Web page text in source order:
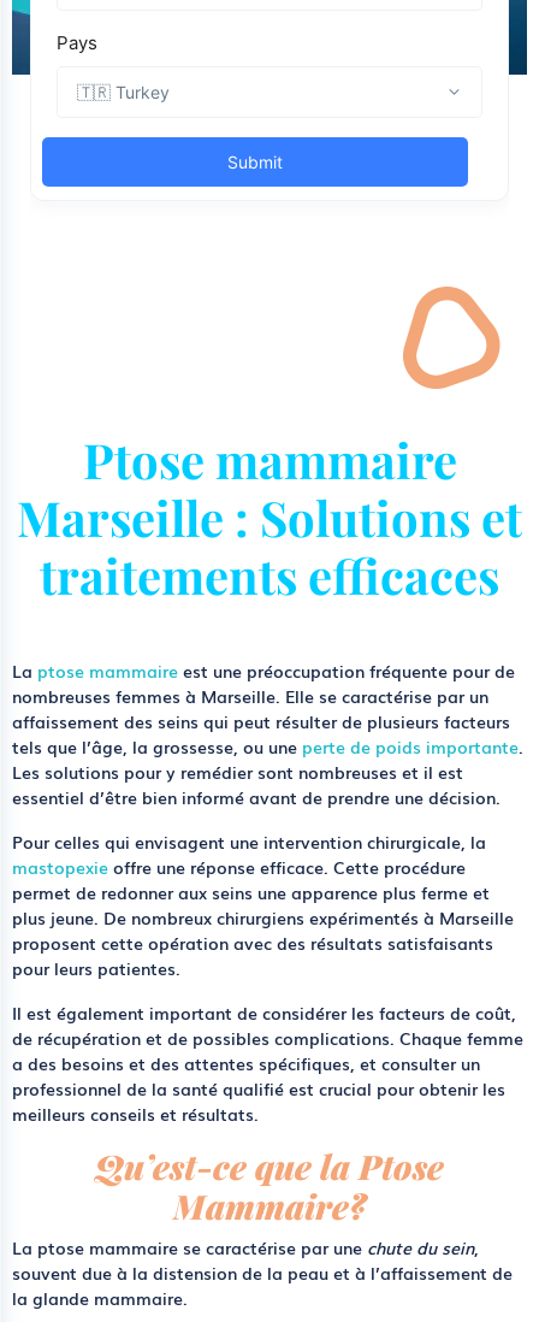
Ptose mammaire
Marseille : Solutions et
traitements efficaces
La ptose mammaire est une préoccupation fréquente pour de
nombreuses femmes à Marseille. Elle se caractérise par un
affaissement des seins qui peut résulter de plusieurs facteurs
tels que l’âge, la grossesse, ou une perte de poids importante.
Les solutions pour y remédier sont nombreuses et il est
essentiel d’être bien informé avant de prendre une décision.
Pour celles qui envisagent une intervention chirurgicale, la
mastopexie offre une réponse efficace. Cette procédure
permet de redonner aux seins une apparence plus ferme et
plus jeune. De nombreux chirurgiens expérimentés à Marseille
proposent cette opération avec des résultats satisfaisants
pour leurs patientes.
Il est également important de considérer les facteurs de coût,
de récupération et de possibles complications. Chaque femme
a des besoins et des attentes spécifiques, et consulter un
professionnel de la santé qualifié est crucial pour obtenir les
meilleurs conseils et résultats.
Qu’est-ce que la Ptose
Mammaire?
La ptose mammaire se caractérise par une chute du sein,
souvent due à la distension de la peau et à l’affaissement de
la glande mammaire.